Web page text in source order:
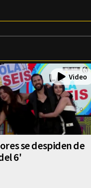
se despiden de
6'